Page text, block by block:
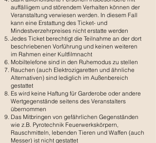
auffälligem und störendem Verhalten können der
Veranstaltung verwiesen werden. In diesem Fall
kann eine Erstattung des Ticket- und
Mindestverzehrpreises nicht erstatte werden
Jedes Ticket berechtigt die Teilnahme an der dort
beschriebenen Vorführung und keinen weiteren
im Rahmen einer Kultfilmnacht
Mobiltelefone sind in den Ruhemodus zu stellen
Rauchen (auch Elektrozigaretten und ähnliche
Alternativen) sind lediglich im Außenbereich
gestattet
Es wird keine Haftung für Garderobe oder andere
Wertgegenstände seitens des Veranstalters
übernommen
Das Mitbringen von gefährlichen Gegenständen
wie z.B. Pyrotechnik Feuerwerkskörpern,
Rauschmitteln, lebenden Tieren und Waffen (auch
Messer) ist nicht gestattet